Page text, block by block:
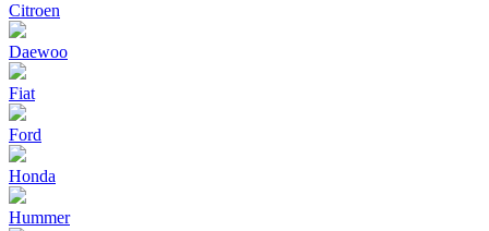
Citroen
Daewoo
Fiat
Ford
Honda
Hummer